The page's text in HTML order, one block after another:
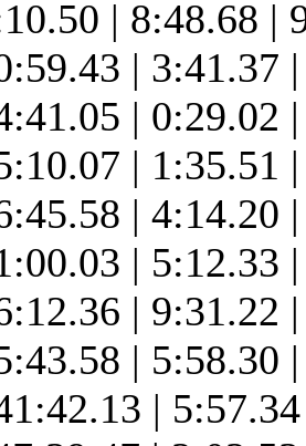
| 8:48.68 |
| 3:41.37
| 0:29.02
| 1:35.51
| 4:14.20
| 5:12.33
| 9:31.22
| 5:58.30
|